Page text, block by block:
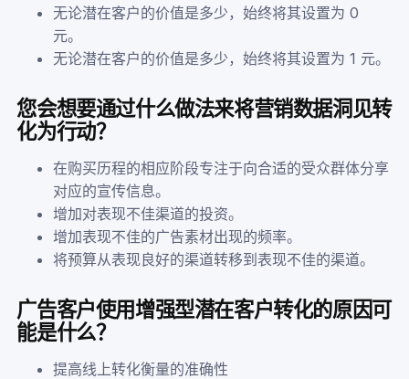
无论潜在客户的价值是多少，始终将其设置为 0
元。
无论潜在客户的价值是多少，始终将其设置为 1 元。
您会想要通过什么做法来将营销数据洞见转
化为行动？
在购买历程的相应阶段专注于向合适的受众群体分享
对应的宣传信息。
增加对表现不佳渠道的投资。
增加表现不佳的广告素材出现的频率。
将预算从表现良好的渠道转移到表现不佳的渠道。
广告客户使用增强型潜在客户转化的原因可
能是什么？
提高线上转化衡量的准确性